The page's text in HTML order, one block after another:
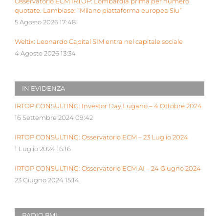
quotate. Lambiase: “Milano piattaforma europea Siu”
5 Agosto 2026 17:48
Weltix: Leonardo Capital SIM entra nel capitale sociale
4 Agosto 2026 13:34
IN EVIDENZA
IRTOP CONSULTING: Investor Day Lugano – 4 Ottobre 2024
16 Settembre 2024 09:42
IRTOP CONSULTING: Osservatorio ECM – 23 Luglio 2024
1 Luglio 2024 16:16
IRTOP CONSULTING: Osservatorio ECM AI – 24 Giugno 2024
23 Giugno 2024 15:14